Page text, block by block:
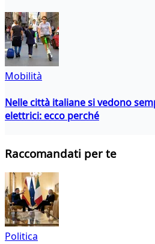
Mobilità
Nelle città italiane si vedono
elettrici: ecco perché
Raccomandati per te
Politica